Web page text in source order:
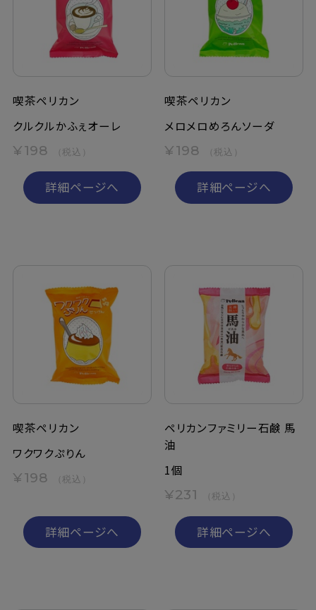
喫茶ペリカン
クルクルかふぇオーレ
¥198 （税込）
詳細ページへ
喫茶ペリカン
メロメロめろんソーダ
¥198 （税込）
詳細ページへ
喫茶ペリカン
ワクワクぷりん
¥198 （税込）
詳細ページへ
ペリカンファミリー石鹸 馬
油
1個
¥231 （税込）
詳細ページへ